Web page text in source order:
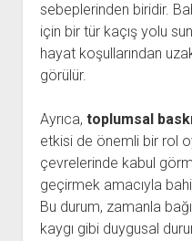
sebeplerinden biridir.
için bir tür kaçış yolu
hayat koşullarından
görülür.
Ayrıca, toplumsal
etkisi de önemli bir rol
çevrelerinde kabul
geçirmek amacıyla
Bu durum, zamanla
kaygı gibi duygusal